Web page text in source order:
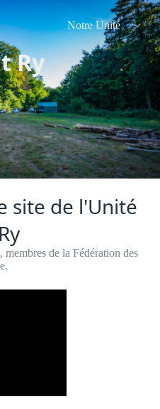
Notre Unité
Ry
site de l'Unité
de la Fédération des